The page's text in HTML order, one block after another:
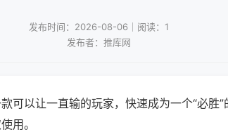
发布时间：2026-08-06｜阅读：1
发布者：推库网
可以让一直输的玩家，快速成为一个“必胜
用。